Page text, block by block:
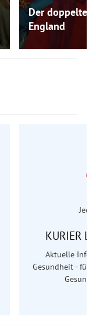
Der doppelte
England
KURIER
Aktuelle
Gesundheit - für